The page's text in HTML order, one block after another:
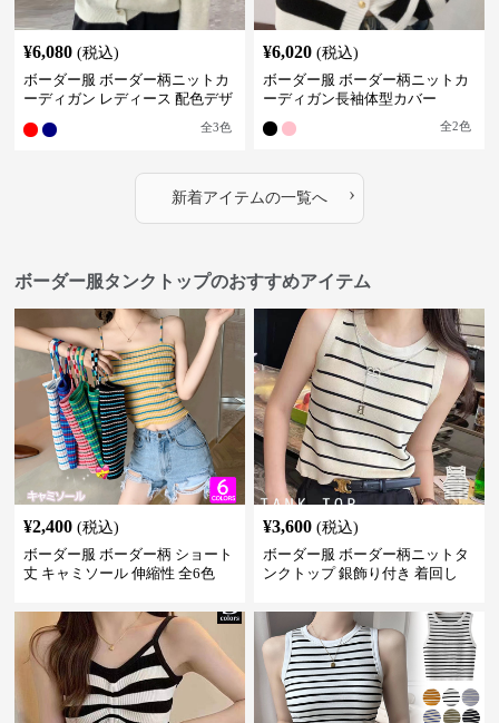
¥6,080 (税込)
ボーダー服 ボーダー柄ニットカ
ーディガン レディース 配色デザ
全3色
¥6,020 (税込)
ボーダー服 ボーダー柄ニットカ
ーディガン長袖体型カバー
全2色
新着アイテムの一覧へ ›
ボーダー服タンクトップのおすすめアイテム
¥2,400 (税込)
ボーダー服 ボーダー柄 ショート
丈 キャミソール 伸縮性 全6色
¥3,600 (税込)
ボーダー服 ボーダー柄ニットタ
ンクトップ 銀飾り付き 着回し